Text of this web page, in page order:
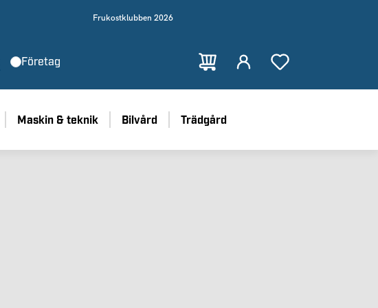
Frukostklubben 2026
Företag
Maskin & teknik Bilvård Trädgård